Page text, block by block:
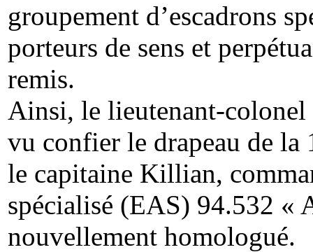
groupement d’escadrons
porteurs de sens et
remis.
Ainsi, le lieutenant-colonel
vu confier le drapeau de la
le capitaine Killian,
spécialisé (EAS) 94.532 «
nouvellement homologué.